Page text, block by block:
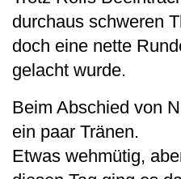
durchaus schweren
doch eine nette
gelacht wurde.
Beim Abschied von
ein paar Tränen.
Etwas wehmütig,